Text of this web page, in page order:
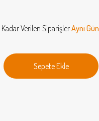
Verilen SiparişlerAynı Gün